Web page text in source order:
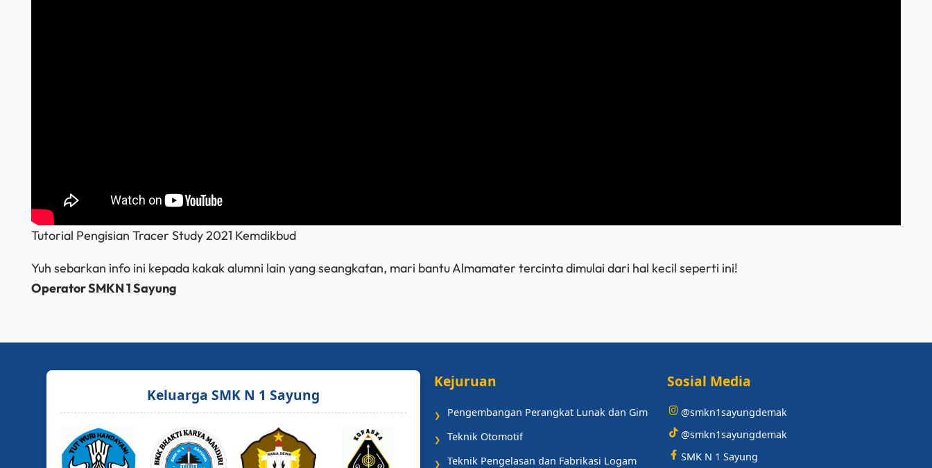
Tutorial Pengisian Tracer Study 2021 Kemdikbud
Yuh sebarkan info ini kepada kakak alumni lain yang seangkatan, mari bantu Almamater tercinta dimulai dari hal kecil seperti ini!
Operator SMKN 1 Sayung
Keluarga SMK N 1 Sayung
Kejuruan
❯ Pengembangan Perangkat Lunak dan Gim
❯ Teknik Otomotif
❯ Teknik Pengelasan dan Fabrikasi Logam
Sosial Media
@smkn1sayungdemak
@smkn1sayungdemak
SMK N 1 Sayung